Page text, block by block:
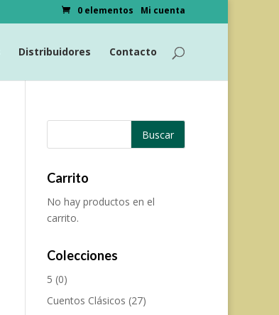
Mi cuenta
0 elementos
Distribuidores Contacto
Carrito
No hay productos en el
carrito.
Colecciones
5 (0)
Cuentos Clásicos (27)